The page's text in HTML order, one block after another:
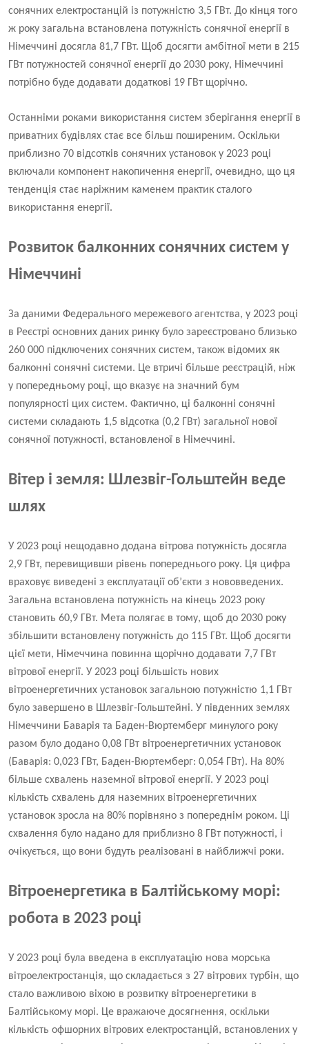
сонячних електростанцій із потужністю 3,5 ГВт. До кінця того
ж року загальна встановлена ​​потужність сонячної енергії в
Німеччині досягла 81,7 ГВт. Щоб досягти амбітної мети в 215
ГВт потужностей сонячної енергії до 2030 року, Німеччині
потрібно буде додавати додаткові 19 ГВт щорічно.
Останніми роками використання систем зберігання енергії в
приватних будівлях стає все більш поширеним. Оскільки
приблизно 70 відсотків сонячних установок у 2023 році
включали компонент накопичення енергії, очевидно, що ця
тенденція стає наріжним каменем практик сталого
використання енергії.
Розвиток балконних сонячних систем у
Німеччині
За даними Федерального мережевого агентства, у 2023 році
в Реєстрі основних даних ринку було зареєстровано близько
260 000 підключених сонячних систем, також відомих як
балконні сонячні системи. Це втричі більше реєстрацій, ніж
у попередньому році, що вказує на значний бум
популярності цих систем. Фактично, ці балконні сонячні
системи складають 1,5 відсотка (0,2 ГВт) загальної нової
сонячної потужності, встановленої в Німеччині.
Вітер і земля: Шлезвіг-Гольштейн веде
шлях
У 2023 році нещодавно додана вітрова потужність досягла
2,9 ГВт, перевищивши рівень попереднього року. Ця цифра
враховує виведені з експлуатації об’єкти з нововведених.
Загальна встановлена ​​потужність на кінець 2023 року
становить 60,9 ГВт. Мета полягає в тому, щоб до 2030 року
збільшити встановлену потужність до 115 ГВт. Щоб досягти
цієї мети, Німеччина повинна щорічно додавати 7,7 ГВт
вітрової енергії. У 2023 році більшість нових
вітроенергетичних установок загальною потужністю 1,1 ГВт
було завершено в Шлезвіг-Гольштейні. У південних землях
Німеччини Баварія та Баден-Вюртемберг минулого року
разом було додано 0,08 ГВт вітроенергетичних установок
(Баварія: 0,023 ГВт, Баден-Вюртемберг: 0,054 ГВт). На 80%
більше схвалень наземної вітрової енергії. У 2023 році
кількість схвалень для наземних вітроенергетичних
установок зросла на 80% порівняно з попереднім роком. Ці
схвалення було надано для приблизно 8 ГВт потужності, і
очікується, що вони будуть реалізовані в найближчі роки.
Вітроенергетика в Балтійському морі:
робота в 2023 році
У 2023 році була введена в експлуатацію нова морська
вітроелектростанція, що складається з 27 вітрових турбін, що
стало важливою віхою в розвитку вітроенергетики в
Балтійському морі. Це вражаюче досягнення, оскільки
кількість офшорних вітрових електростанцій, встановлених у